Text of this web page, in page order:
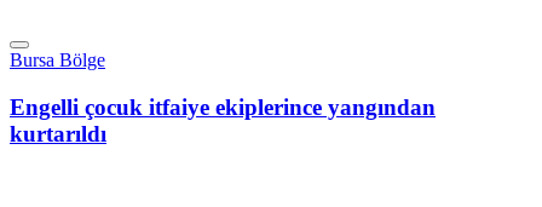
Bursa Bölge
Engelli çocuk itfaiye ekiplerince yangından
kurtarıldı